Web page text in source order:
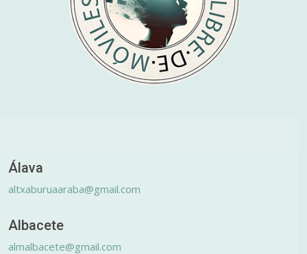
Álava
altxaburuaaraba@gmail.com
Albacete
almalbacete@gmail.com